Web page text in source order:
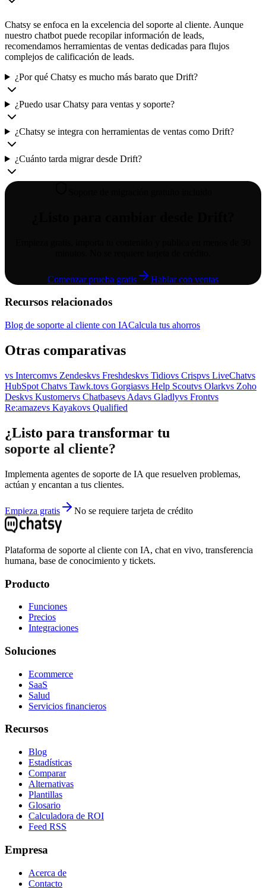
Chatsy se enfoca en la excelencia del soporte al cliente. Aunque
nuestro chatbot puede recopilar información de leads,
recomendamos herramientas de ventas dedicadas para flujos
complejos de calificación de leads.
¿Por qué Chatsy es mucho más barato que Drift?
¿Puedo usar Chatsy para ventas y soporte?
¿Chatsy se integra con herramientas de ventas como Drift?
¿Cuánto tarda migrar desde Drift?
Comenzar prueba gratis Hablar con ventas
Recursos relacionados
Blog de soporte al cliente con IACalcula tus ahorros
Otras comparativas
vs Intercomvs Zendeskvs Freshdeskvs Tidiovs Crispvs LiveChatvs
HubSpot Chatvs Tawk.tovs Gorgiasvs Help Scoutvs Olarkvs Zoho
Deskvs Kustomervs Chatbasevs Adavs Gladlyvs Frontvs
Re:amazevs Kayakovs Qualified
¿Listo para transformar tu
soporte al cliente?
Implementa agentes de soporte de IA que resuelven problemas,
actúan y encantan a tus clientes.
Empieza gratis No se requiere tarjeta de crédito
Plataforma de soporte al cliente con IA, chat en vivo, transferencia
humana, base de conocimiento y tickets.
Producto
Funciones
Precios
Integraciones
Soluciones
Ecommerce
SaaS
Salud
Servicios financieros
Recursos
Blog
Estadísticas
Comparar
Alternativas
Plantillas
Glosario
Calculadora de ROI
Feed RSS
Empresa
Acerca de
Contacto